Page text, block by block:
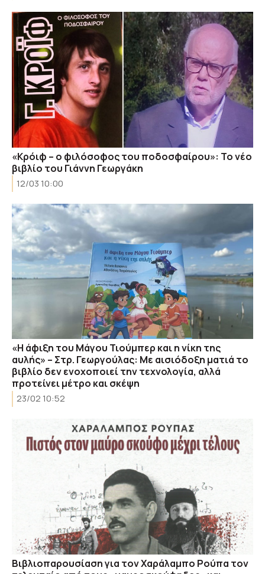
«Κρόιφ – ο φιλόσοφος του ποδοσφαίρου»: Το νέο
βιβλίο του Γιάννη Γεωργάκη
12/03 10:00
«Η άφιξη του Μάγου Τιούμπερ και η νίκη της
αυλής» – Στρ. Γεωργούλας: Με αισιόδοξη ματιά το
βιβλίο δεν ενοχοποιεί την τεχνολογία, αλλά
προτείνει μέτρο και σκέψη
23/02 10:52
Βιβλιοπαρουσίαση για τον Χαράλαμπο Ρούπα τον